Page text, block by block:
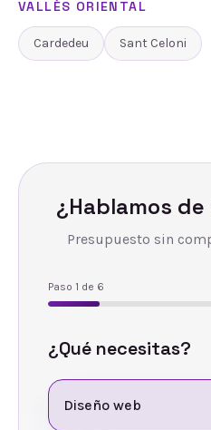
VALLÈS ORIENTAL
Cardedeu Sant Celoni
¿Hablamos
Presupuesto sin
Paso 1 de 6
¿Qué necesitas?
Diseño web